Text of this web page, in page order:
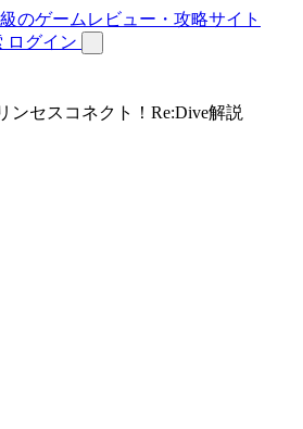
ログイン
ンセスコネクト！Re:Dive解説